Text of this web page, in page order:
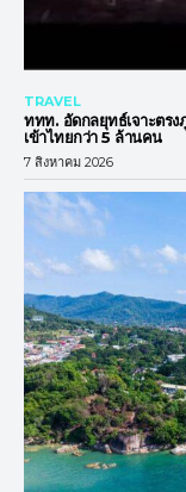
TRAVEL
ททท. อัดกลยุทธ์เจาะตร
เข้าไทยกว่า 5 ล้านคน
7 สิงหาคม 2026